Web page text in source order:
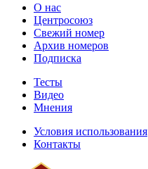
О нас
Центросоюз
Свежий номер
Архив номеров
Подписка
Тесты
Видео
Мнения
Условия использования
Контакты